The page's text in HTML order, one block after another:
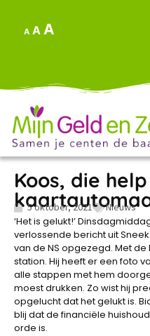
A A A
Koos, die
5 oktober, 2021 Nieuws
‘Het is gelukt!’
verlossende bericht uit
van de NS opgezegd. Met
station. Hij heeft er een foto
alle stappen met hem
moest drukken. Zo wist hij
opgelucht dat het gelukt is.
blij dat de financiële
orde is.